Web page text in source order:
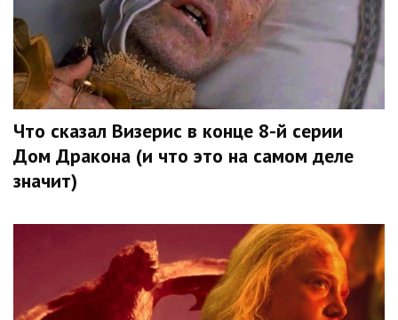
Что сказал Визерис в конце 8-й серии
Дом Дракона (и что это на самом деле
значит)